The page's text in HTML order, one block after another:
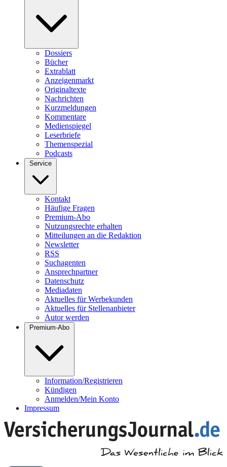
Dossiers
Bücher
Extrablatt
Anzeigenmarkt
Originaltexte
Nachrichten
Kurzmeldungen
Kommentare
Medienspiegel
Leserbriefe
Themenspezial
Podcasts
Service
Kontakt
Häufige Fragen
Premium-Abo
Nutzungsrechte erhalten
Mitteilungen an die Redaktion
Newsletter
RSS
Suchagenten
Ansprechpartner
Datenschutz
Mediadaten
Aktuelles für Werbekunden
Aktuelles für Stellenanbieter
Autor werden
Premium-Abo
Information/Registrieren
Kündigen
Anmelden/Mein Konto
Impressum